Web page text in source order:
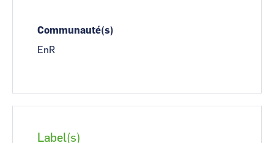
Communauté(s)
EnR
Label(s)